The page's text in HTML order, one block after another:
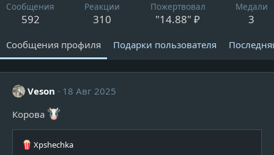
Сообщения
592
Реакции
310
Пожертвовал
"14.88" ₽
Медали
3
Сообщения профиля Подарки пользователя
Veson
18 Авг 2025
Корова
Р
Xpshechka